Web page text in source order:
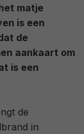
matje
is een
de
aankaart om
is een
de
in